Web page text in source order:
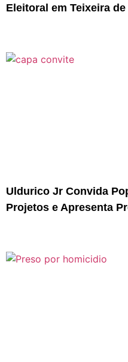
Eleitoral em Teixeira
Uldurico Jr Convida
Projetos e Apresenta